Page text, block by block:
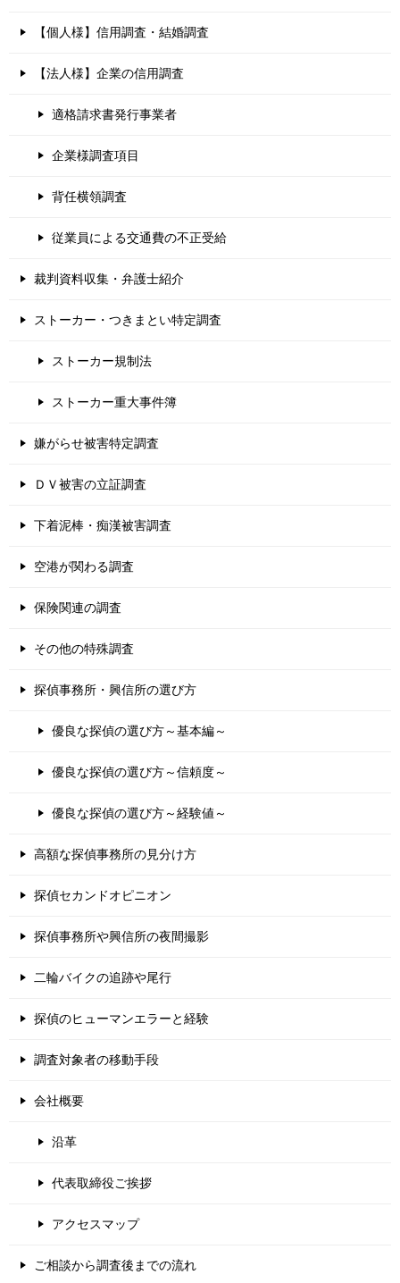
【個人様】信用調査・結婚調査
【法人様】企業の信用調査
適格請求書発行事業者
企業様調査項目
背任横領調査
従業員による交通費の不正受給
裁判資料収集・弁護士紹介
ストーカー・つきまとい特定調査
ストーカー規制法
ストーカー重大事件簿
嫌がらせ被害特定調査
ＤＶ被害の立証調査
下着泥棒・痴漢被害調査
空港が関わる調査
保険関連の調査
その他の特殊調査
探偵事務所・興信所の選び方
優良な探偵の選び方～基本編～
優良な探偵の選び方～信頼度～
優良な探偵の選び方～経験値～
高額な探偵事務所の見分け方
探偵セカンドオピニオン
探偵事務所や興信所の夜間撮影
二輪バイクの追跡や尾行
探偵のヒューマンエラーと経験
調査対象者の移動手段
会社概要
沿革
代表取締役ご挨拶
アクセスマップ
ご相談から調査後までの流れ